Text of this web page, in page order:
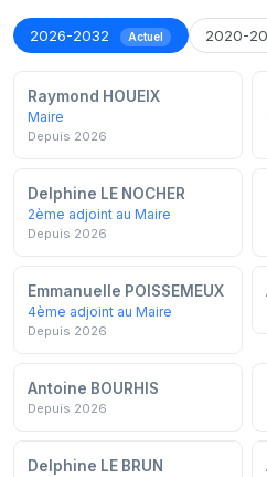
2026-2032 Actuel 2020-
Raymond HOUEIX
Maire
Depuis 2026
Delphine LE NOCHER
2ème adjoint au Maire
Depuis 2026
Emmanuelle POISSEMEUX
4ème adjoint au Maire
Depuis 2026
Antoine BOURHIS
Depuis 2026
Delphine LE BRUN